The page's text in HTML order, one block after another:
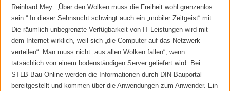
Reinhard Mey: „Über den Wolken muss die Freiheit wohl grenzenlos
sein.“ In dieser Sehnsucht schwingt auch ein „mobiler Zeitgeist“ mit.
Die räumlich unbegrenzte Verfügbarkeit von IT-Leistungen wird mit
dem Internet wirklich, weil sich „die Computer auf das Netzwerk
verteilen“. Man muss nicht „aus allen Wolken fallen“, wenn
tatsächlich von einem bodenständigen Server geliefert wird. Bei
STLB-Bau Online werden die Informationen durch DIN-Bauportal
bereitgestellt und kommen über die Anwendungen zum Anwender. Ein